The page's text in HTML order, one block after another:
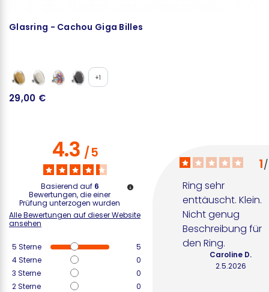
Glasring - Cachou Giga Billes
+1
29,00 €
4.3/5
Basierend auf 6
Bewertungen, die einer
Prüfung unterzogen wurden
Alle Bewertungen auf dieser Website
ansehen
5 Sterne
5
4Sterne
0
3 Sterne
0
2Sterne
0
1/
Ring sehr
enttäuscht. Klein.
Nicht genug
Beschreibung für
den Ring.
2.5.2026
Caroline D.